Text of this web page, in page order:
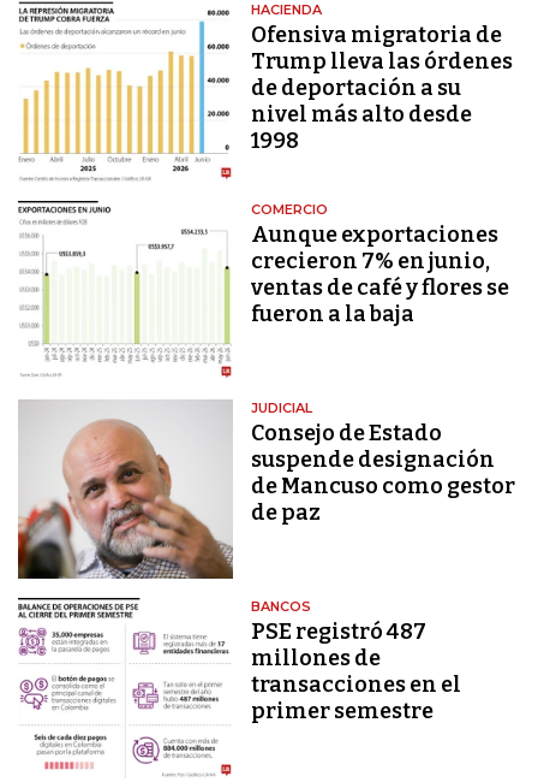
HACIENDA
Ofensiva migratoria de
Trump lleva las órdenes
de deportación a su
nivel más alto desde
1998
COMERCIO
Aunque exportaciones
crecieron 7% en junio,
ventas de café y flores se
fueron a la baja
JUDICIAL
Consejo de Estado
suspende designación
de Mancuso como gestor
de paz
BANCOS
PSE registró 487
millones de
transacciones en el
primer semestre